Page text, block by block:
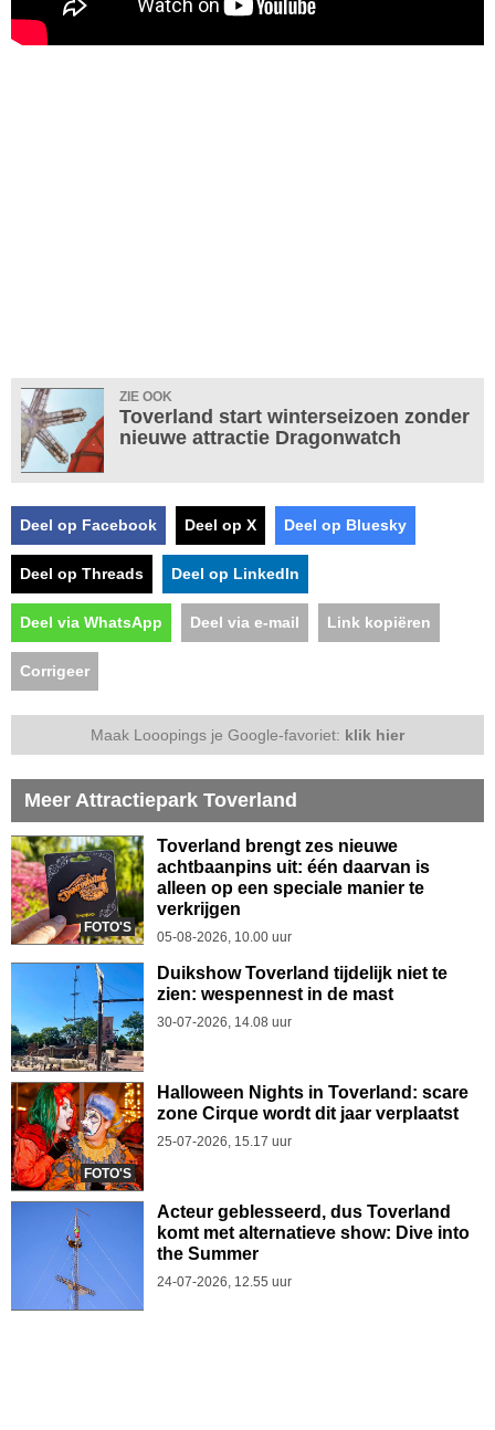
ZIE OOK
Toverland start winterseizoen zonder
nieuwe attractie Dragonwatch
Deel op Facebook Deel op X Deel op Bluesky
Deel op Threads Deel op LinkedIn
Deel via WhatsApp Deel via e-mail Link kopiëren
Corrigeer
Maak Looopings je Google-favoriet: klik hier
Meer Attractiepark Toverland
FOTO'S
Toverland brengt zes nieuwe
achtbaanpins uit: één daarvan is
alleen op een speciale manier te
verkrijgen
05-08-2026, 10.00 uur
Duikshow Toverland tijdelijk niet te
zien: wespennest in de mast
30-07-2026, 14.08 uur
FOTO'S
Halloween Nights in Toverland: scare
zone Cirque wordt dit jaar verplaatst
25-07-2026, 15.17 uur
Acteur geblesseerd, dus Toverland
komt met alternatieve show: Dive into
the Summer
24-07-2026, 12.55 uur